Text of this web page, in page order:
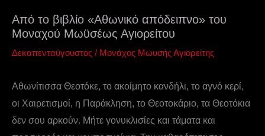
Από το βιβλίο «Αθωνικό απόδειπνο» του
Μοναχού Μωϋσέως Αγιορείτου
Δεκαπενταύγουστος / Μονάχος Μωυσής Αγιορείτης
Αθωνίτισσα Θεοτόκε, το ακοίμητο κανδήλι, το αγνό κερί,
οι Χαιρετισμοί, η Παράκληση, το Θεοτοκάριο, τα Θεοτόκια
δεν σου αρκούν. Μήτε γονυκλισίες και τάματα και